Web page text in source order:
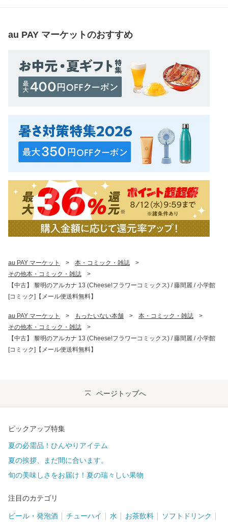
au PAY マーケットのおすすめ
au PAY マーケット > 本・コミック・雑誌
>
その他本・コミック・雑誌
>
【中古】 黎明のアルカナ 13 (Cheese!フラワーコミックス) / 藤間麗 / 小学館
[コミック]【メール便送料無料】
au PAY マーケット > もったいない本舗 > 本・コミック・雑誌
>
その他本・コミック・雑誌
>
【中古】 黎明のアルカナ 13 (Cheese!フラワーコミックス) / 藤間麗 / 小学館
[コミック]【メール便送料無料】
ページトップへ
ピックアップ特集
夏の必需品！ひんやりアイテム
夏の挨拶、まだ間に合います。
旬の美味しさをお届け！夏の瑞々しい果物
注目のカテゴリ
ビール・発泡酒 チューハイ 水 お茶飲料 ソフトドリンク